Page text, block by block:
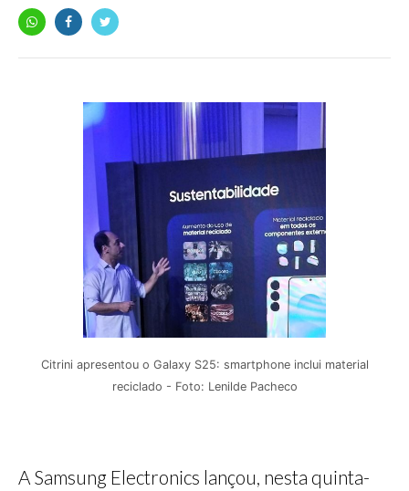
Citrini apresentou o Galaxy S25: smartphone inclui material
reciclado - Foto: Lenilde Pacheco
A Samsung Electronics lançou, nesta quinta-